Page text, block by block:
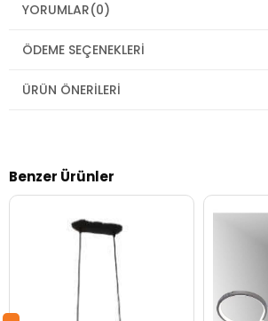
YORUMLAR(0)
ÖDEME SEÇENEKLERI
ÜRÜN ÖNERILERI
Benzer Ürünler